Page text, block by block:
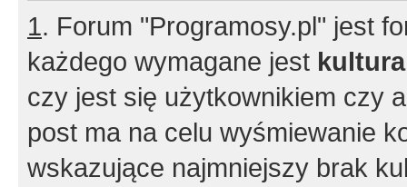
1. Forum "Programosy.pl" jest
każdego wymagane jest
czy jest się użytkownikiem czy
post ma na celu wyśmiewanie
wskazujące najmniejszy brak